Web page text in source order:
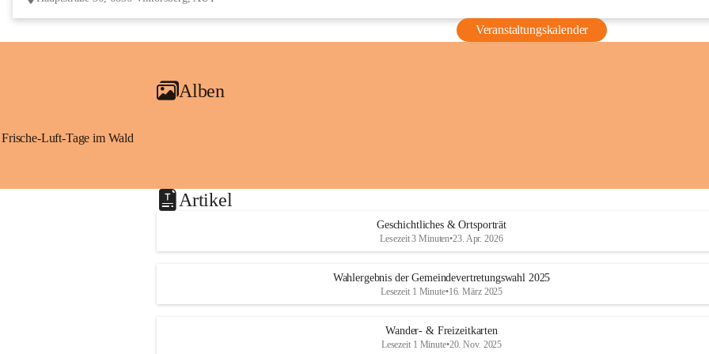
Veranstaltungskalender
Alben
Frische-Luft-Tage im Wald
Artikel
Geschichtliches & Ortsporträt
Lesezeit 3 Minuten•23. Apr. 2026
Wahlergebnis der Gemeindevertretungswahl 2025
Lesezeit 1 Minute•16. März 2025
Wander- & Freizeitkarten
Lesezeit 1 Minute•20. Nov. 2025